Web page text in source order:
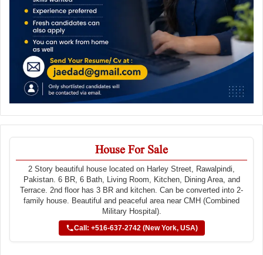
House For Sale
2 Story beautiful house located on Harley Street, Rawalpindi,
Pakistan. 6 BR, 6 Bath, Living Room, Kitchen, Dining Area, and
Terrace. 2nd floor has 3 BR and kitchen. Can be converted into 2-
family house. Beautiful and peaceful area near CMH (Combined
Military Hospital).
Call: +516-637-2742 (New York, USA)